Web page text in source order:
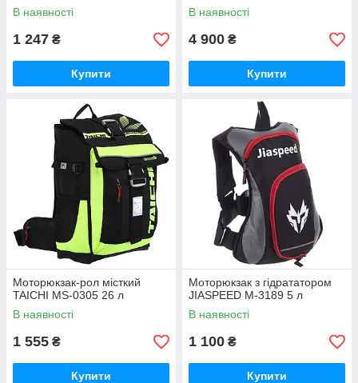
В наявності
1 247 ₴
Купити
В наявності
4 900 ₴
Купити
Моторюкзак-рол місткий
TAICHI MS-0305 26 л
В наявності
1 555 ₴
Купити
Моторюкзак з гідрататором
JIASPEED M-3189 5 л
В наявності
1 100 ₴
Купити